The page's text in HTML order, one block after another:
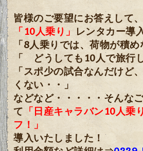
皆様のご要望にお答えして、
「10人乗り」
レンタカー導
「8人乗りでは、荷物が積
「 どうしても10人で旅行し
「スポ少の試合なんだけど
くない・・」
などなど・・・・・そんな
て 「日産キャラバン10人乗
フ！」
導入いたしました！